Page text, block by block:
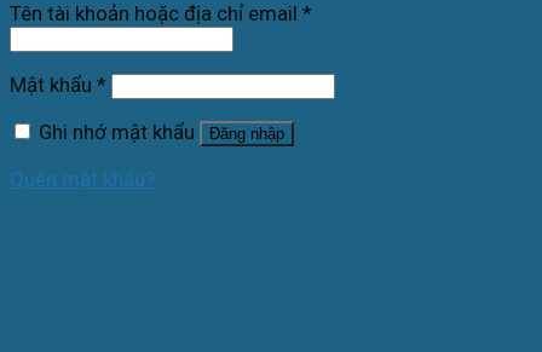
Tên tài khoản hoặc địa chỉ email *
Mật khẩu *
Ghi nhớ mật khẩu
Đăng nhập
Quên mật khẩu?